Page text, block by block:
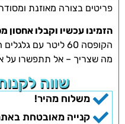
פריטים בצורה מאוזנת
הזמינו עכשיו וקבלו אחסון
הקופסה 60 ליטר עם
מה שצריך – אל תתפשרו על
שווה
משלוח מהיר!
קנייה מאובטחת